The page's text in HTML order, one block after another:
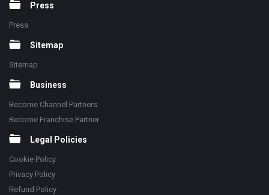
Press
Press
Sitemap
Sitemap
Business
Become Channel Partners
Become Franchise Partner
Legal Policies
Cookie Policy
Privacy Policy
Refund Policy